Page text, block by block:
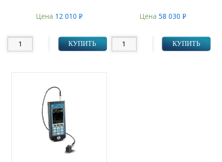
Цена 12 010 Р
КУПИТЬ
Цена58 030Р
КУПИТЬ